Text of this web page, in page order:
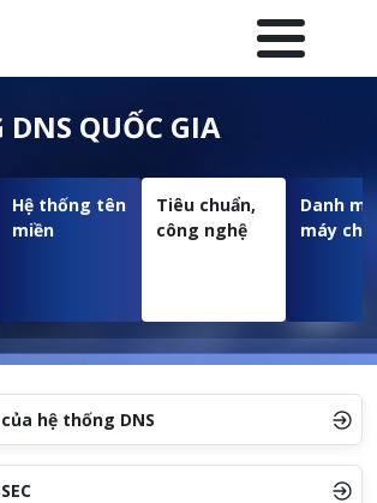
của website
DNS QUỐC GIA
Hệ thống tên
miền
Tiêu chuẩn,
công nghệ
Danh
máy chủ
hệ thống DNS